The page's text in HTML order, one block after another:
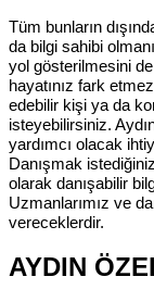
Tüm bunların
da bilgi sahibi
yol gösterilmesini
hayatınız fark
edebilir kişi ya da
isteyebilirsiniz.
yardımcı olacak
Danışmak
olarak danışabilir
Uzmanlarımız ve
vereceklerdir.
AYDIN